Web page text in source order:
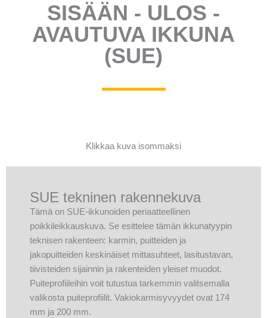
SISÄÄN - ULOS -
AVAUTUVA IKKUNA
(SUE)
Klikkaa kuva isommaksi
SUE tekninen rakennekuva
Tämä on SUE-ikkunoiden periaatteellinen
poikkileikkauskuva. Se esittelee tämän ikkunatyypin
teknisen rakenteen: karmin, puitteiden ja
jakopuitteiden keskinäiset mittasuhteet, lasitustavan,
tiivisteiden sijainnin ja rakenteiden yleiset muodot.
Puiteprofiileihin voit tutustua tarkemmin valitsemalla
valikosta puiteprofiilit. Vakiokarmisyvyydet ovat 174
mm ja 200 mm.